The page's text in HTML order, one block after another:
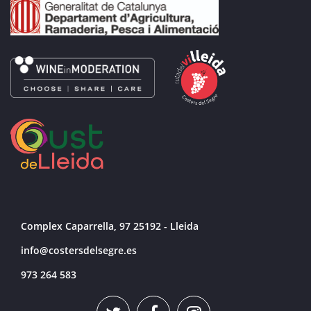
Complex Caparrella, 97 25192 - Lleida
info@costersdelsegre.es
973 264 583